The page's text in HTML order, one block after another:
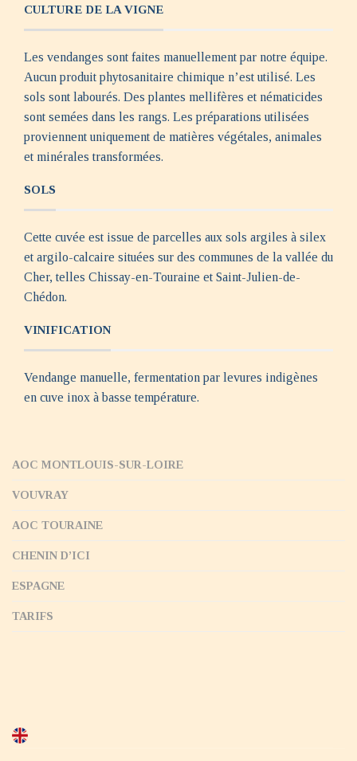
CULTURE DE LA VIGNE
Les vendanges sont faites manuellement par notre équipe.
Aucun produit phytosanitaire chimique n’est utilisé. Les
sols sont labourés. Des plantes mellifères et nématicides
sont semées dans les rangs. Les préparations utilisées
proviennent uniquement de matières végétales, animales
et minérales transformées.
SOLS
Cette cuvée est issue de parcelles aux sols argiles à silex
et argilo-calcaire situées sur des communes de la vallée du
Cher, telles Chissay-en-Touraine et Saint-Julien-de-
Chédon.
VINIFICATION
Vendange manuelle, fermentation par levures indigènes
en cuve inox à basse température.
AOC MONTLOUIS-SUR-LOIRE
VOUVRAY
AOC TOURAINE
CHENIN D’ICI
ESPAGNE
TARIFS